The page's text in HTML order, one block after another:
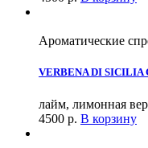
Ароматические
VERBENA DI SICILIA
лайм, лимонная
4500 р. В корзину